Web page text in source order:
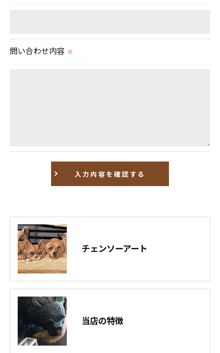
いて＞
当社では、お客様の個人情報の開示･訂正･削除・利
用停止の手続を定めさせて頂いております。
問い合わせ内容 ※
チェンソーアート
当店の特徴